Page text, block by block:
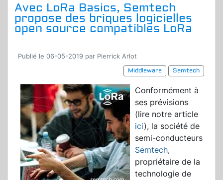
Avec LoRa Basics, Semtech
propose des briques logicielles
open source compatibles LoRa
Publié le 06-05-2019 par Pierrick Arlot
Middleware
Semtech
Conformément à
ses prévisions
(lire notre article
ici), la société de
semi-conducteurs
Semtech,
propriétaire de la
technologie de